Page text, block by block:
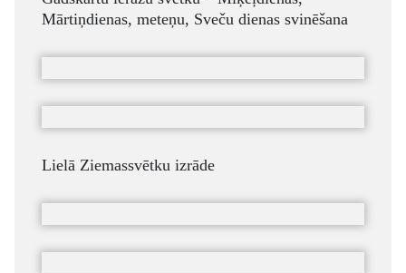
Mārtiņdienas, meteņu, Sveču dienas svinēšana
Lielā Ziemassvētku izrāde